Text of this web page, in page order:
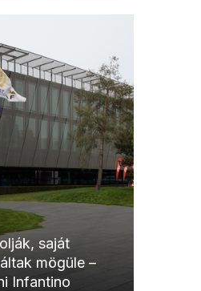
saját
mögüle –
Infantino